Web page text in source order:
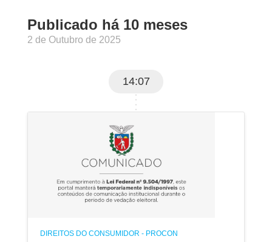
Publicado há 10 meses
2 de Outubro de 2025
14:07
DIREITOS DO CONSUMIDOR - PROCON